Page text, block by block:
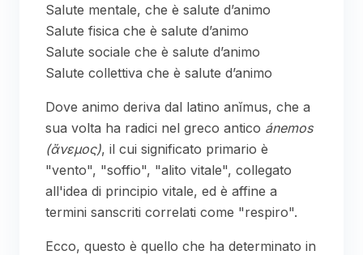
Salute mentale, che è salute d’animo
Salute fisica che è salute d’animo
Salute sociale che è salute d’animo
Salute collettiva che è salute d’animo
Dove animo deriva dal latino anĭmus, che a
sua volta ha radici nel greco antico ánemos
(ἄνεμος), il cui significato primario è
"vento", "soffio", "alito vitale", collegato
all'idea di principio vitale, ed è affine a
termini sanscriti correlati come "respiro".
Ecco, questo è quello che ha determinato in